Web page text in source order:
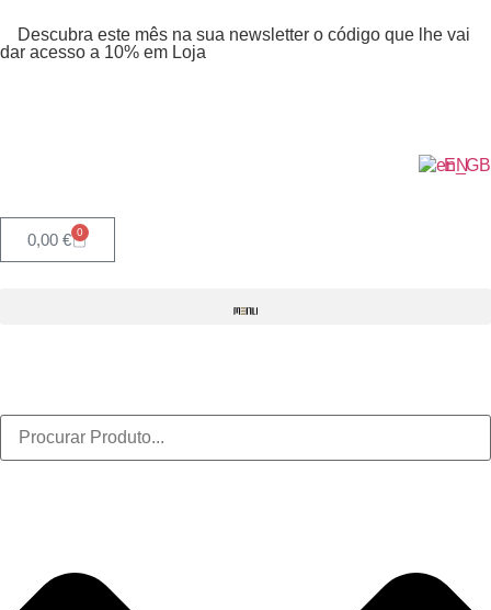
Descubra este mês na sua newsletter o código que lhe vai
dar acesso a 10% em Loja
EN
0,00 € 0